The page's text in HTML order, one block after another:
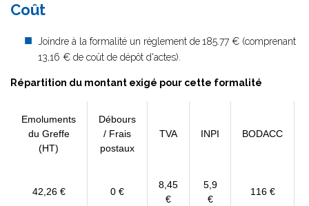
Coût
Joindre à la formalité un règlement de185.77 € (comprenant
13,16 € de coût de dépôt d'actes).
Répartition du montant exigé pour cette formalité
Emoluments
du Greffe
(HT)
Débours
/ Frais
postaux
TVA INPI BODACC
42,26 € 0 €
8,45
€
5,9
€
116 €